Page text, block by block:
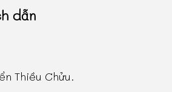
dẫn
Thiều Chửu.